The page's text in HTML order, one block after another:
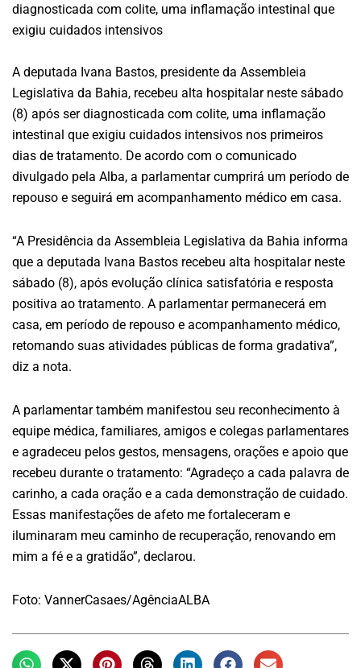
diagnosticada com colite, uma inflamação intestinal que
exigiu cuidados intensivos
A deputada Ivana Bastos, presidente da Assembleia
Legislativa da Bahia, recebeu alta hospitalar neste sábado
(8) após ser diagnosticada com colite, uma inflamação
intestinal que exigiu cuidados intensivos nos primeiros
dias de tratamento. De acordo com o comunicado
divulgado pela Alba, a parlamentar cumprirá um período de
repouso e seguirá em acompanhamento médico em casa.
“A Presidência da Assembleia Legislativa da Bahia informa
que a deputada Ivana Bastos recebeu alta hospitalar neste
sábado (8), após evolução clínica satisfatória e resposta
positiva ao tratamento. A parlamentar permanecerá em
casa, em período de repouso e acompanhamento médico,
retomando suas atividades públicas de forma gradativa”,
diz a nota.
A parlamentar também manifestou seu reconhecimento à
equipe médica, familiares, amigos e colegas parlamentares
e agradeceu pelos gestos, mensagens, orações e apoio que
recebeu durante o tratamento: “Agradeço a cada palavra de
carinho, a cada oração e a cada demonstração de cuidado.
Essas manifestações de afeto me fortaleceram e
iluminaram meu caminho de recuperação, renovando em
mim a fé e a gratidão”, declarou.
Foto: VannerCasaes/AgênciaALBA